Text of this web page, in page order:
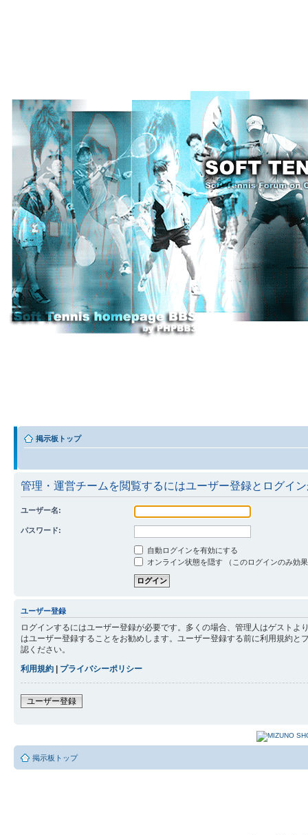
掲示板トップ
管理・運営チームを閲覧するにはユーザー登録とログイ
ユーザー名:
パスワード:
自動ログインを有効にする
オンライン状態を隠す （このログインのみ効
ユーザー登録
ログインするにはユーザー登録が必要です。多くの場合、管理人はゲスト
はユーザー登録することをお勧めします。ユーザー登録する前に利用規約
認ください。
利用規約 | プライバシーポリシー
ユーザー登録
掲示板トップ